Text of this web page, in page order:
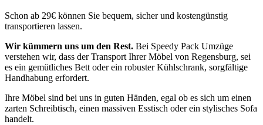
Schon ab 29€ können Sie bequem, sicher und kostengünstig
transportieren lassen.
Wir kümmern uns um den Rest. Bei Speedy Pack Umzüge
verstehen wir, dass der Transport Ihrer Möbel von Regensburg, sei
es ein gemütliches Bett oder ein robuster Kühlschrank, sorgfältige
Handhabung erfordert.
Ihre Möbel sind bei uns in guten Händen, egal ob es sich um einen
zarten Schreibtisch, einen massiven Esstisch oder ein stylisches Sofa
handelt.